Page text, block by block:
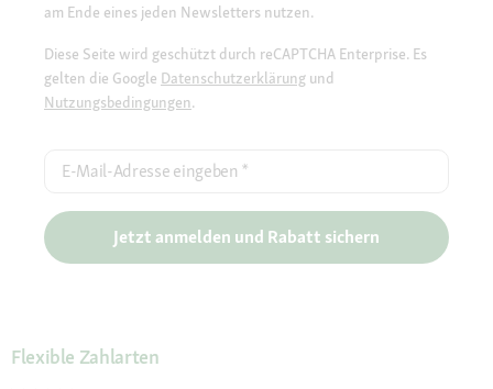
am Ende eines jeden Newsletters nutzen.
Diese Seite wird geschützt durch reCAPTCHA Enterprise. Es
gelten die Google Datenschutzerklärung und
Nutzungsbedingungen.
E-Mail-Adresse eingeben *
Jetzt anmelden und Rabatt sichern
Flexible Zahlarten